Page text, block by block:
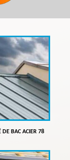
DE BAC ACIER 78